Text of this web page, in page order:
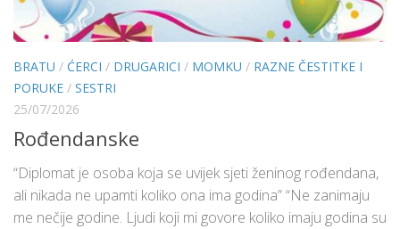
BRATU / ĆERCI / DRUGARICI / MOMKU / RAZNE ČESTITKE I
PORUKE / SESTRI
25/07/2026
Rođendanske
“Diplomat je osoba koja se uvijek sjeti ženinog rođendana,
ali nikada ne upamti koliko ona ima godina” “Ne zanimaju
me nečije godine. Ljudi koji mi govore koliko imaju godina su